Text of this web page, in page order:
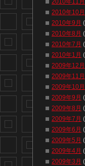
2010年11月
2010年10月
2010年9月
2010年8月
2010年7月
2010年1月
2009年12月
2009年11月
2009年10月
2009年9月
2009年8月
2009年7月
2009年6月
2009年5月
2009年4月
2009年3月